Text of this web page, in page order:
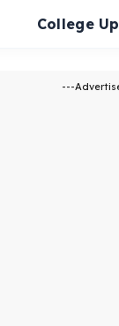
College
---